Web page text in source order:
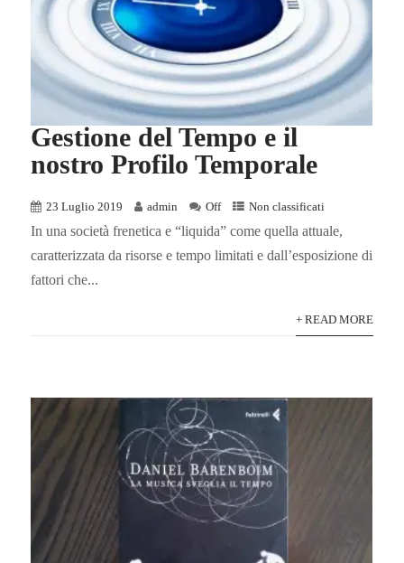
Gestione del Tempo e il
nostro Profilo Temporale
23 Luglio 2019 admin Off Non classificati
In una società frenetica e “liquida” come quella attuale,
caratterizzata da risorse e tempo limitati e dall’esposizione di
fattori che...
+ READ MORE